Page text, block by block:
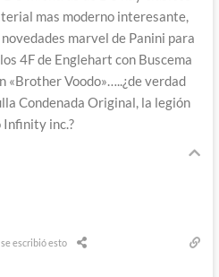
mas moderno interesante,
marvel de Panini para
4F de Englehart con Buscema
«Brother Voodo»…..¿de verdad
Condenada Original, la legión
Infinity inc.?
escribió esto